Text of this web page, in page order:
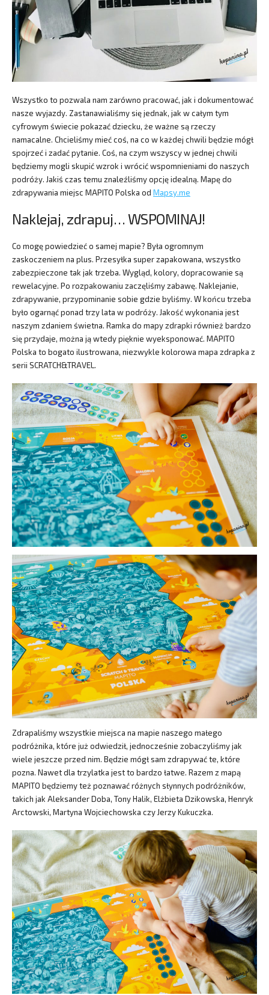
Wszystko to pozwala nam zarówno pracować, jak i dokumentować
nasze wyjazdy. Zastanawialiśmy się jednak, jak w całym tym
cyfrowym świecie pokazać dziecku, że ważne są rzeczy
namacalne. Chcieliśmy mieć coś, na co w każdej chwili będzie mógł
spojrzeć i zadać pytanie. Coś, na czym wszyscy w jednej chwili
będziemy mogli skupić wzrok i wrócić wspomnieniami do naszych
podróży. Jakiś czas temu znaleźliśmy opcję idealną. Mapę do
zdrapywania miejsc MAPITO Polska od Mapsy.me
Naklejaj, zdrapuj… WSPOMINAJ!
Co mogę powiedzieć o samej mapie? Była ogromnym
zaskoczeniem na plus. Przesyłka super zapakowana, wszystko
zabezpieczone tak jak trzeba. Wygląd, kolory, dopracowanie są
rewelacyjne. Po rozpakowaniu zaczęliśmy zabawę. Naklejanie,
zdrapywanie, przypominanie sobie gdzie byliśmy. W końcu trzeba
było ogarnąć ponad trzy lata w podróży. Jakość wykonania jest
naszym zdaniem świetna. Ramka do mapy zdrapki również bardzo
się przydaje, można ją wtedy pięknie wyeksponować. MAPITO
Polska to bogato ilustrowana, niezwykle kolorowa mapa zdrapka z
serii SCRATCH&TRAVEL.
Zdrapaliśmy wszystkie miejsca na mapie naszego małego
podróżnika, które już odwiedził, jednocześnie zobaczyliśmy jak
wiele jeszcze przed nim. Będzie mógł sam zdrapywać te, które
pozna. Nawet dla trzylatka jest to bardzo łatwe. Razem z mapą
MAPITO będziemy też poznawać różnych słynnych podróżników,
takich jak Aleksander Doba, Tony Halik, Elżbieta Dzikowska, Henryk
Arctowski, Martyna Wojciechowska czy Jerzy Kukuczka.